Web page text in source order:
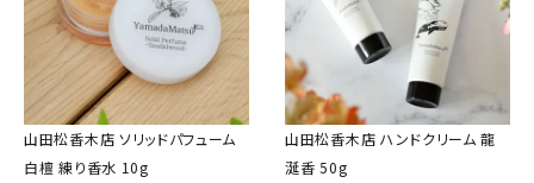
山田松香木店 ソリッドパフューム
白檀 練り香水 10g
山田松香木店 ハンドクリーム 龍
涎香 50g